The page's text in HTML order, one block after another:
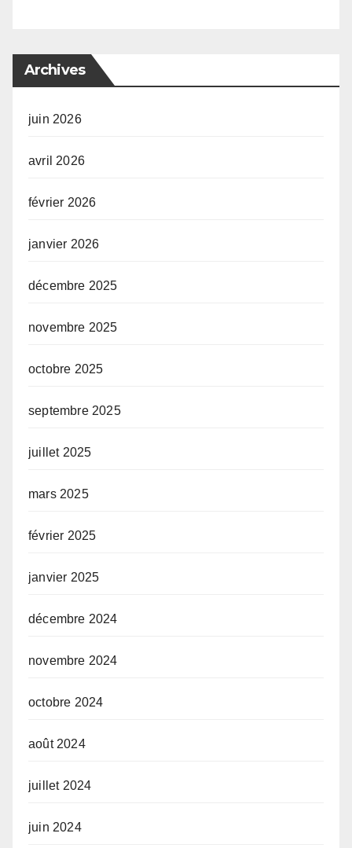
Archives
juin 2026
avril 2026
février 2026
janvier 2026
décembre 2025
novembre 2025
octobre 2025
septembre 2025
juillet 2025
mars 2025
février 2025
janvier 2025
décembre 2024
novembre 2024
octobre 2024
août 2024
juillet 2024
juin 2024